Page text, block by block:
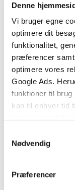
Denne
Vi bruger egne
optimere dit
funktionalitet,
præferencer
optimere vores
Google Ads.
funktioner til brug
kan til enhver tid
tilbagetrækker et
Nødvendig
Præferencer
Titler i
Forudbestilling